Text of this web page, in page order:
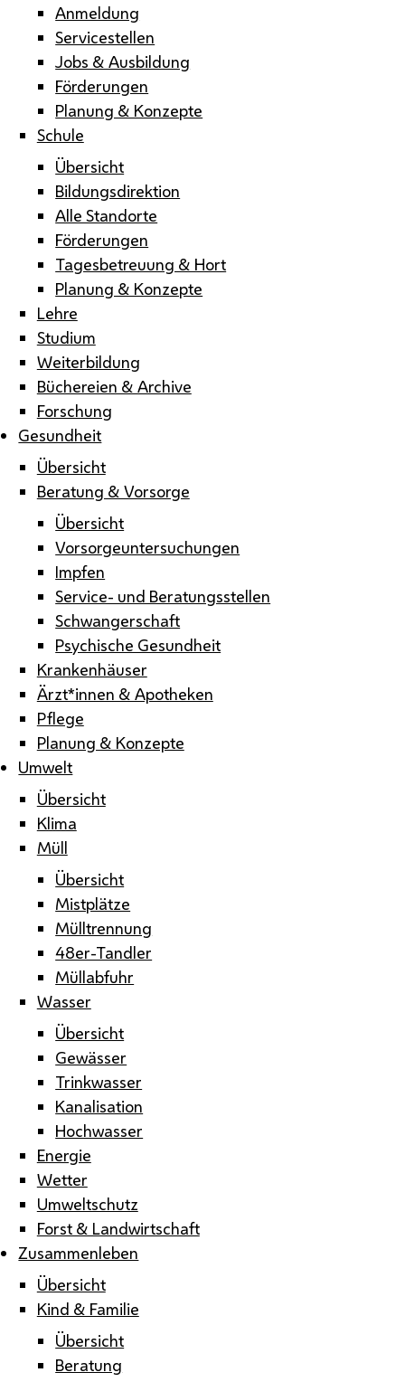
Anmeldung
Servicestellen
Jobs & Ausbildung
Förderungen
Planung & Konzepte
Schule
Übersicht
Bildungsdirektion
Alle Standorte
Förderungen
Tagesbetreuung & Hort
Planung & Konzepte
Lehre
Studium
Weiterbildung
Büchereien & Archive
Forschung
Gesundheit
Übersicht
Beratung & Vorsorge
Übersicht
Vorsorgeuntersuchungen
Impfen
Service- und Beratungsstellen
Schwangerschaft
Psychische Gesundheit
Krankenhäuser
Ärzt*innen & Apotheken
Pflege
Planung & Konzepte
Umwelt
Übersicht
Klima
Müll
Übersicht
Mistplätze
Mülltrennung
48er-Tandler
Müllabfuhr
Wasser
Übersicht
Gewässer
Trinkwasser
Kanalisation
Hochwasser
Energie
Wetter
Umweltschutz
Forst & Landwirtschaft
Zusammenleben
Übersicht
Kind & Familie
Übersicht
Beratung